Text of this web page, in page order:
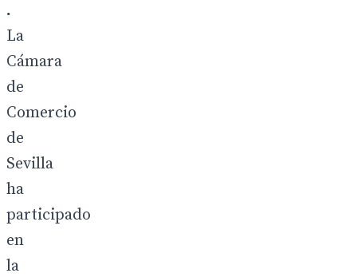
.
La
Cámara
de
Comercio
de
Sevilla
ha
participado
en
la